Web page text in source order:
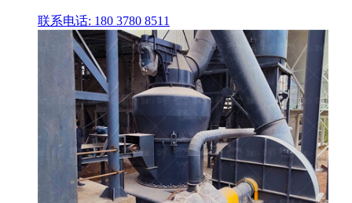
联系电话: 180 3780 8511